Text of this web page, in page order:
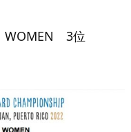
WOMEN 3位